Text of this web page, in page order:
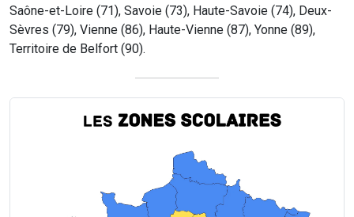
Saône-et-Loire (71), Savoie (73), Haute-Savoie (74), Deux-
Sèvres (79), Vienne (86), Haute-Vienne (87), Yonne (89),
Territoire de Belfort (90).